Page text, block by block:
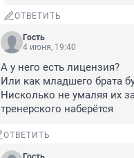
ОТВЕТИТЬ
Гость
4 июня, 19:40
А у него есть лицензия?
Или как младшего брата
Нисколько не умаляя их
тренерского наберётся
ОТВЕТИТЬ